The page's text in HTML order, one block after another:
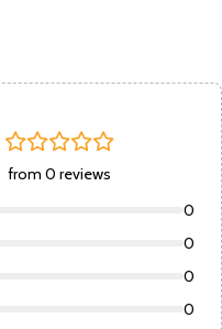
from 0 reviews
0
0
0
0